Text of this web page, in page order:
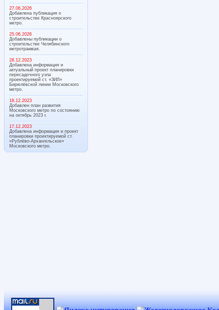
27.06.2026
Добавлена публикация о
строительстве Красноярского
метро.
25.06.2026
Добавлены публикации о
строительстве Челябинского
метротрамвая.
28.12.2023
Добавлена информация и
актуальный проект планировки
пересадочного узла
проектируемой ст. «ЗИЛ»
Бирюлёвской линии Московского
метро.
18.12.2023
Добавлен план развития
Московского метро по состоянию
на октябрь 2023 г.
17.12.2023
Добавлена информация и проект
планировки проектируемой ст.
«Рублёво-Архангельское»
Московского метро.